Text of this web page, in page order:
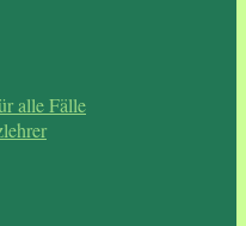
alle Fälle